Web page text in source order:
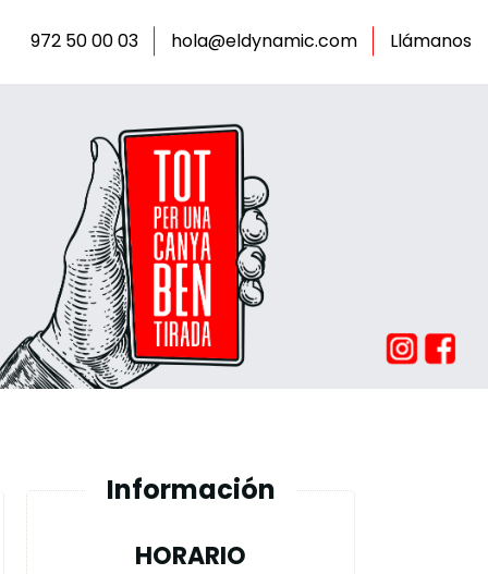
972 50 00 03 hola@eldynamic.com Llámanos
Información
HORARIO